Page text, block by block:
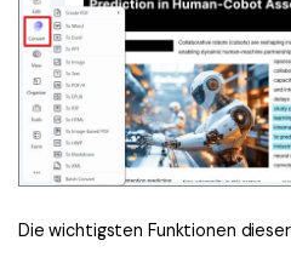
Die wichtigsten Funktionen